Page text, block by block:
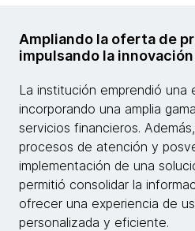
Ampliando la oferta de
impulsando la innovación
La institución emprendió una
incorporando una amplia
servicios financieros.
procesos de atención y
implementación de una
permitió consolidar la
ofrecer una experiencia de
personalizada y eficiente.